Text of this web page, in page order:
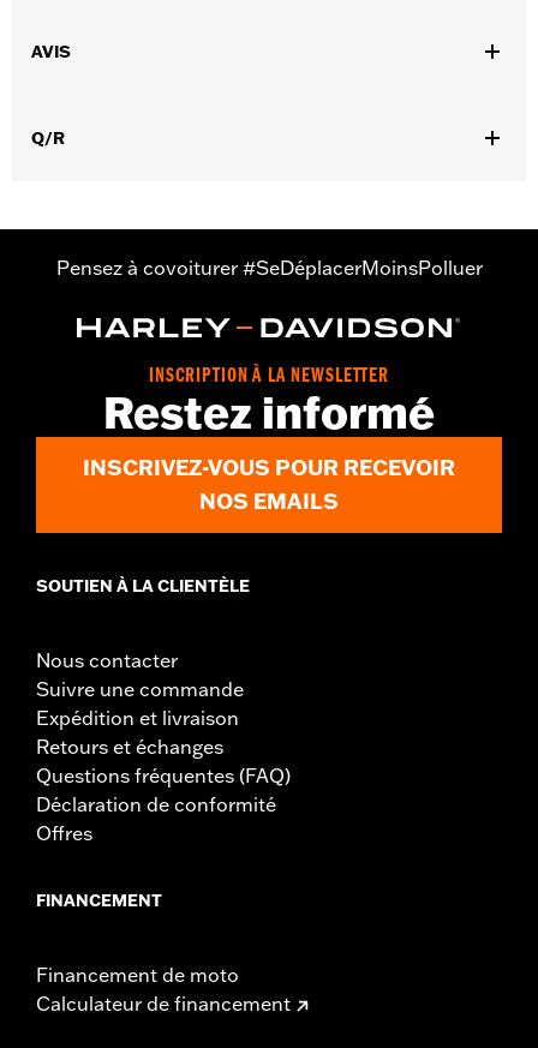
Caractéristiques fonctionnelles:
Compatible avec les écrans
GARANTIE:
www.h-
AVIS
Q/R
Pensez à covoiturer #SeDéplacerMoinsPolluer
INSCRIPTION À LA NEWSLETTER
Restez informé
INSCRIVEZ-VOUS POUR RECEVOIR
NOS EMAILS
SOUTIEN À LA CLIENTÈLE
Nous contacter
Suivre une commande
Expédition et livraison
Retours et échanges
Questions fréquentes (FAQ)
Déclaration de conformité
Offres
FINANCEMENT
Financement de moto
Calculateur de financement